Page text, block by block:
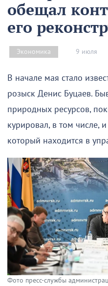
обещал
его
Экономика 9 июля
В начале мая стало
розыск Денис Буцаев.
природных ресурсов,
курировал, в том числе,
который находится в
Фото пресс-службы